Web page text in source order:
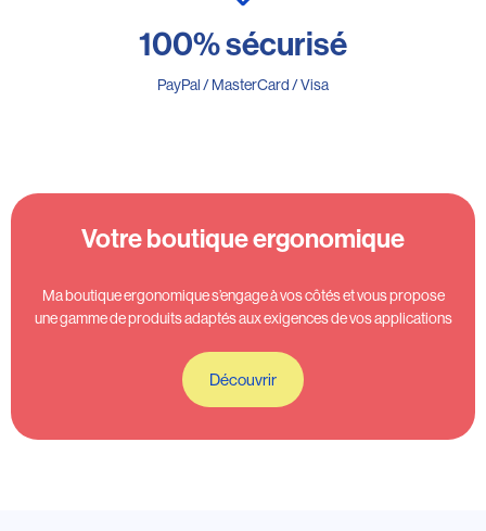
100% sécurisé
PayPal / MasterCard / Visa
Votre boutique ergonomique
Ma boutique ergonomique s’engage à vos côtés et vous propose
une gamme de produits adaptés aux exigences de vos applications
Découvrir